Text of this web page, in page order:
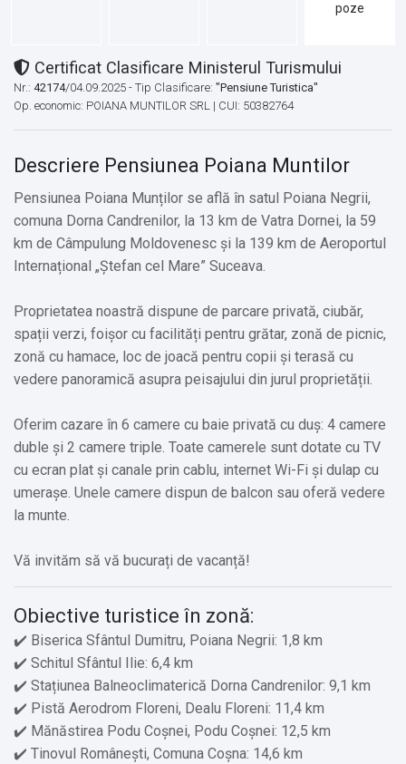
poze
Certificat Clasificare Ministerul Turismului
Nr.: 42174/04.09.2025 - Tip Clasificare: "Pensiune Turistica"
Op. economic: POIANA MUNTILOR SRL | CUI: 50382764
Descriere Pensiunea Poiana Muntilor
Pensiunea Poiana Munților se află în satul Poiana Negrii,
comuna Dorna Candrenilor, la 13 km de Vatra Dornei, la 59
km de Câmpulung Moldovenesc și la 139 km de Aeroportul
Internațional „Ștefan cel Mare” Suceava.
Proprietatea noastră dispune de parcare privată, ciubăr,
spații verzi, foișor cu facilități pentru grătar, zonă de picnic,
zonă cu hamace, loc de joacă pentru copii și terasă cu
vedere panoramică asupra peisajului din jurul proprietății.
Oferim cazare în 6 camere cu baie privată cu duș: 4 camere
duble și 2 camere triple. Toate camerele sunt dotate cu TV
cu ecran plat și canale prin cablu, internet Wi-Fi și dulap cu
umerașe. Unele camere dispun de balcon sau oferă vedere
la munte.
Vă invităm să vă bucurați de vacanță!
Obiective turistice în zonă:
✔️ Biserica Sfântul Dumitru, Poiana Negrii: 1,8 km
✔️ Schitul Sfântul Ilie: 6,4 km
✔️ Stațiunea Balneoclimaterică Dorna Candrenilor: 9,1 km
✔️ Pistă Aerodrom Floreni, Dealu Floreni: 11,4 km
✔️ Mănăstirea Podu Coşnei, Podu Coșnei: 12,5 km
✔️ Tinovul Românești, Comuna Coșna: 14,6 km